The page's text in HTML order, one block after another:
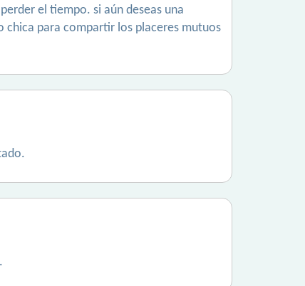
el tiempo. si aún deseas una
chica para compartir los placeres mutuos